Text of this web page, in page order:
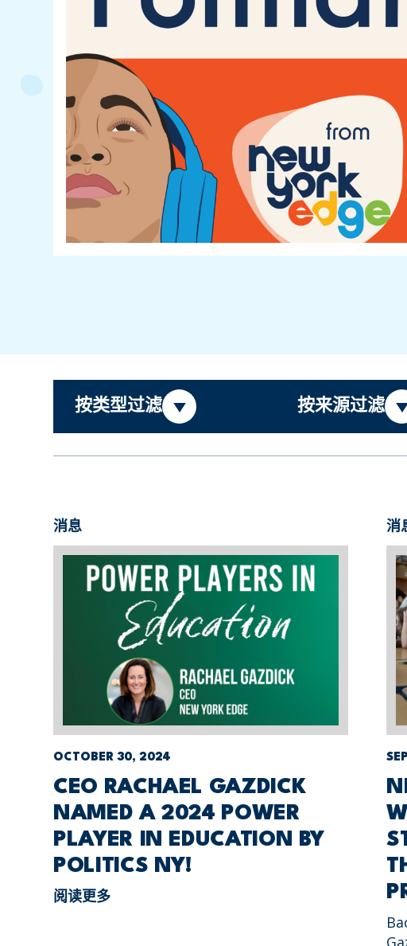
按类型过滤 按来源过滤
消息
OCTOBER 30, 2024
CEO RACHAEL GAZDICK
NAMED A 2024 POWER
PLAYER IN EDUCATION BY
POLITICS NY!
阅读更多
消